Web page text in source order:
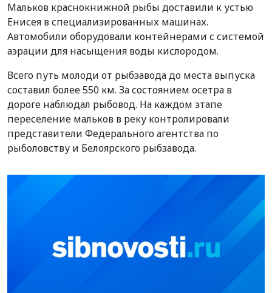
Мальков краснокнижной рыбы доставили к устью
Енисея в специализированных машинах.
Автомобили оборудовали контейнерами с системой
аэрации для насыщения воды кислородом.
Всего путь молоди от рыбзавода до места выпуска
составил более 550 км. За состоянием осетра в
дороге наблюдал рыбовод. На каждом этапе
переселение мальков в реку контролировали
представители Федерального агентства по
рыболовству и Белоярского рыбзавода.